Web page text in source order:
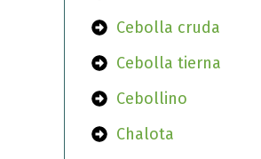
Cebolla cruda
Cebolla tierna
Cebollino
Chalota